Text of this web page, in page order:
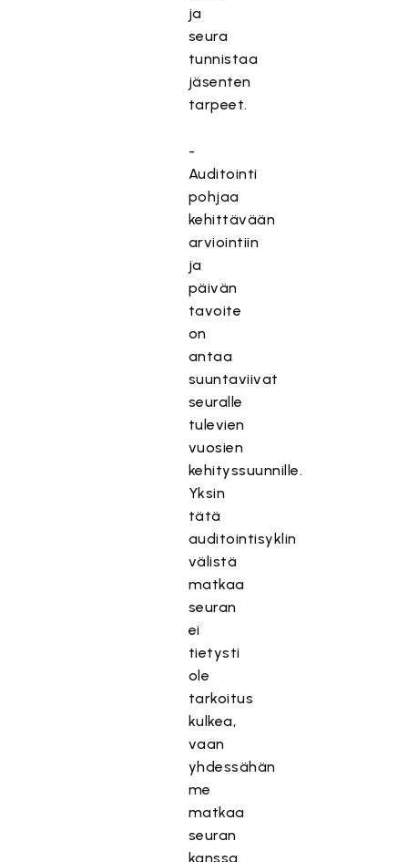
ja
seura
tunnistaa
jäsenten
tarpeet.
-
Auditointi
pohjaa
kehittävään
arviointiin
ja
päivän
tavoite
on
antaa
suuntaviivat
seuralle
tulevien
vuosien
kehityssuunnille.
Yksin
tätä
auditointisyklin
välistä
matkaa
seuran
ei
tietysti
ole
tarkoitus
kulkea,
vaan
yhdessähän
me
matkaa
seuran
kanssa